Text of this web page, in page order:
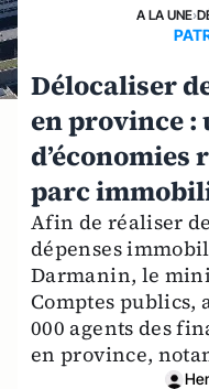
A LA UNE›
Délocaliser
en province :
parc
Afin de réaliser
dépenses
Darmanin, le
Comptes publics,
000 agents des
en province,